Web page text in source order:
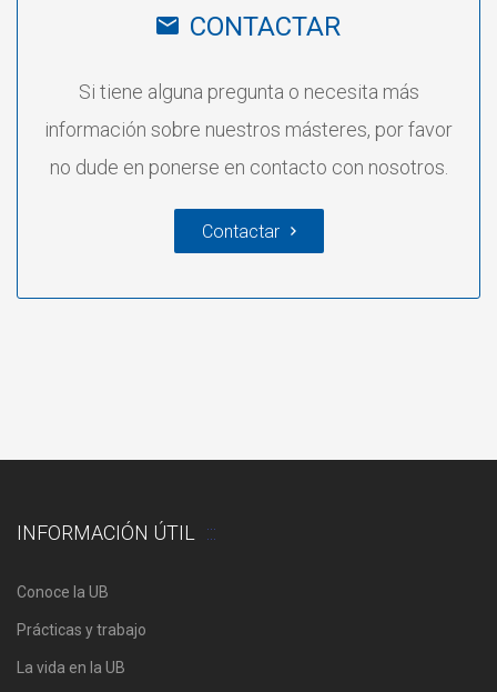
CONTACTAR
Si tiene alguna pregunta o necesita más
información sobre nuestros másteres, por favor
no dude en ponerse en contacto con nosotros.
Contactar
INFORMACIÓN ÚTIL
Conoce la UB
Prácticas y trabajo
La vida en la UB